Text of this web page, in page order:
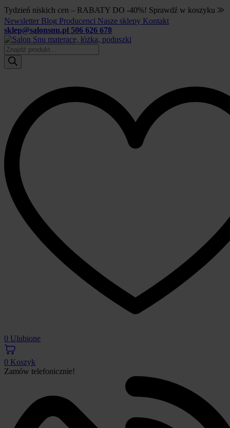
Tydzień niskich cen – RABATY DO -40%! Sprawdź w koszyku ⨠
Newsletter Blog Producenci Nasze sklepy Kontakt
sklep@salonsnu.pl 506 626 678
Wyszukiwarka
produktów
0 Ulubione
0 Koszyk
Zamów telefonicznie!